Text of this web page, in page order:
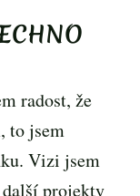
radost, že
to jsem
Vizi jsem
další projekty